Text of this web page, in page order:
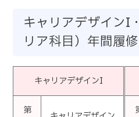
キャリアデザインI
リア科目）年間履
キャリアデザインI
第